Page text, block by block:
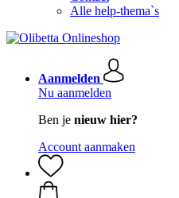
Alle help-thema`s
Aanmelden
Nu aanmelden
Ben je nieuw hier?
Account aanmaken